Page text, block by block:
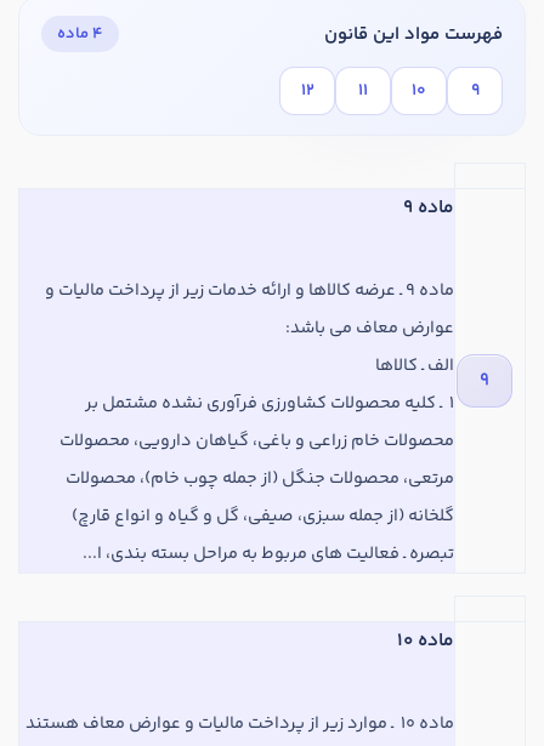
فهرست مواد این قانون ۴ ماده
۹ ۱۰ ۱۱ ۱۲
9
ماده 9
ماده
9 ـ عرضه کالاها و ارائه خدمات زیر از پرداخت مالیات و
عوارض معاف می‌ باشد:
الف ‌ـ کالاها
1 ‌ ـ کلیه محصولات کشاورزی فرآوری نشده مشتمل بر
محصولات خام زراعی و باغی، گیاهان دارویی، محصولات
مرتعی، محصولات جنگل (از جمله چوب خام)، محصولات
گلخانه (از جمله سبزی، صیفی، گل و گیاه و انواع قارچ)
تبصرهـ فعالیت ‌های مربوط به مراحل بسته‌ بندی، ا...
ماده 10
ماده
10 ‌ ـ موارد زیر از پرداخت مالیات و عوارض معاف هستند
در صورتی که سابقه دارید ، چه مهارت هایی در حسابداری دارید؟
هدف شما از آموزش چیست ؟
استخدام و شروع کار حسابداری
هدف بلند مدت شما از آموزش چیست ؟
ثبت شرکت حسابداری
تدریس
درخواست تعیین سطح